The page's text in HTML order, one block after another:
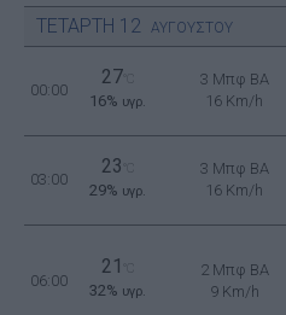
ΤΕΤΑΡΤΗ 12 ΑΥΓΟΥΣΤΟΥ
00:00
27
16% υγρ.
3 Μπφ BA
16 Km/h
03:00
23
29% υγρ.
3 Μπφ BA
16 Km/h
06:00
21
32% υγρ.
2 Μπφ BA
9 Km/h